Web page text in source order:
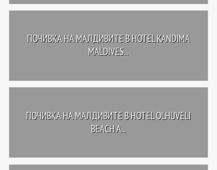
ПОЧИВКА НА МАЛДИВИТЕ В HOTEL KANDIMA
MALDIVES...
ПОЧИВКА НА МАЛДИВИТЕ В HOTEL OLHUVELI
BEACH A...